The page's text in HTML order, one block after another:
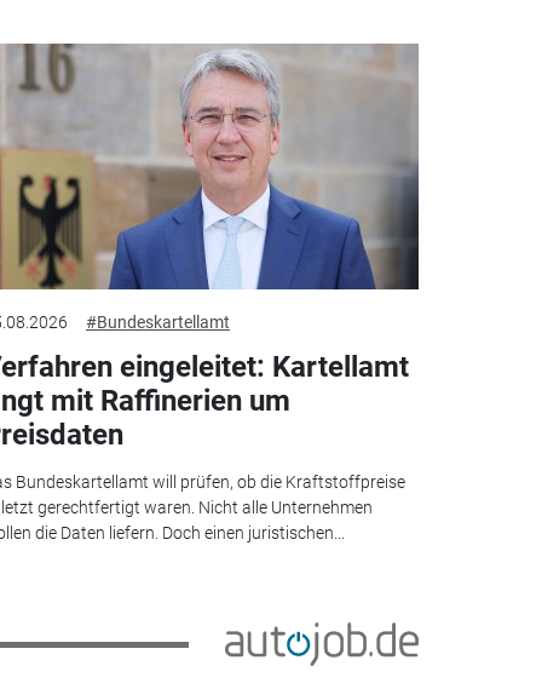
#Bundeskartellamt
eingeleitet: Kartellamt
mit Raffinerien um
Bundeskartellamt will prüfen, ob die Kraftstoffpreise
gerechtfertigt waren. Nicht alle Unternehmen
die Daten liefern. Doch einen juristischen...